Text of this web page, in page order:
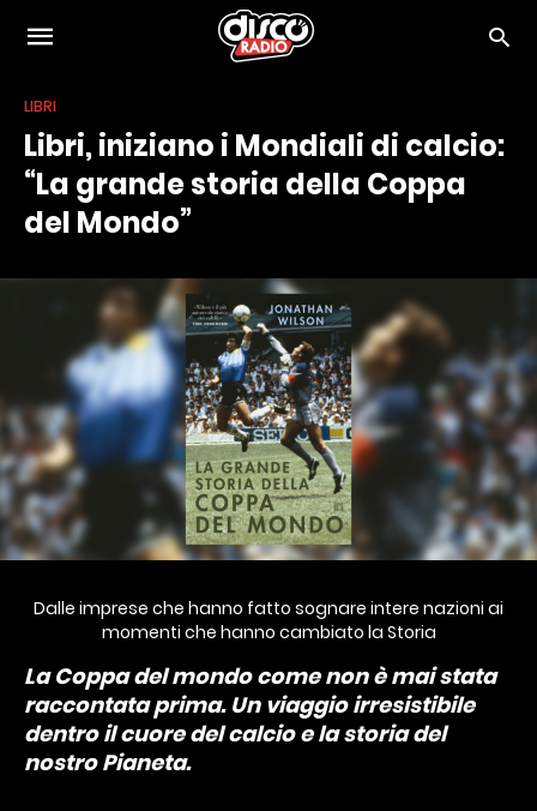
LIBRI
Libri, iniziano i Mondiali di calcio:
“La grande storia della Coppa
del Mondo”
Dalle imprese che hanno fatto sognare intere nazioni ai
momenti che hanno cambiato la Storia
La Coppa del mondo come non è mai stata
raccontata prima. Un viaggio irresistibile
dentro il cuore del calcio e la storia del
nostro Pianeta.